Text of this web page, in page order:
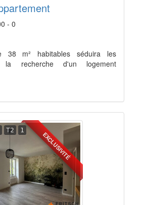
- 0
38 m² habitables séduira les
la recherche d'un logement
EXCLUSIVITÉ
T2 1